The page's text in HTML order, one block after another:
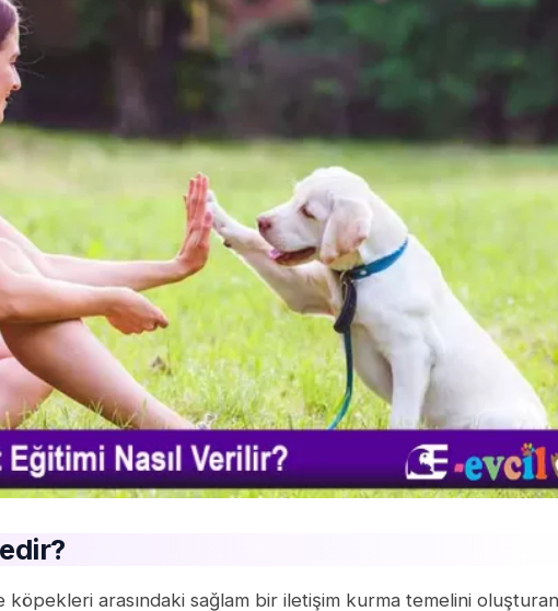
arasındaki sağlam bir iletişim kurma temelini oluşturan